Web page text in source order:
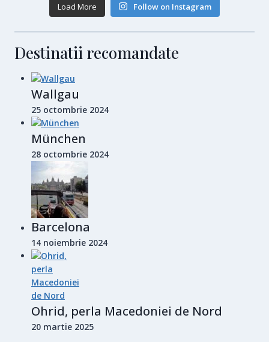
Load More Follow on Instagram
Destinatii recomandate
Wallgau
25 octombrie 2024
München
28 octombrie 2024
Barcelona
14 noiembrie 2024
Ohrid, perla Macedoniei de Nord
20 martie 2025